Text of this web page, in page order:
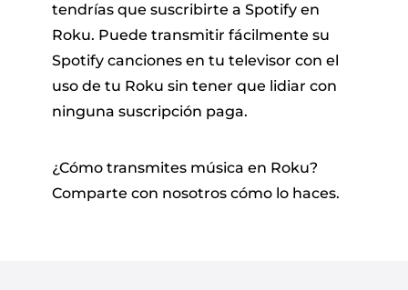
tendrías que suscribirte a Spotify en
Roku. Puede transmitir fácilmente su
Spotify canciones en tu televisor con el
uso de tu Roku sin tener que lidiar con
ninguna suscripción paga.
¿Cómo transmites música en Roku?
Comparte con nosotros cómo lo haces.